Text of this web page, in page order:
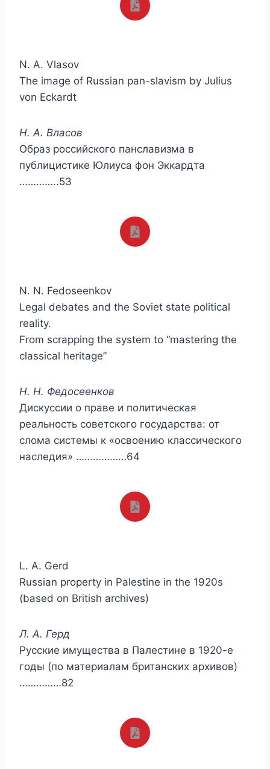
N. A. Vlasov
The image of Russian pan-slavism by Julius
von Eckardt
Н. А. Власов
Образ российского панславизма в
публицистике Юлиуса фон Эккардта
…………..53
N. N. Fedoseenkov
Legal debates and the Soviet state political
reality.
From scrapping the system to “mastering the
classical heritage”
Н. Н. Федосеенков
Дискуссии о праве и политическая
реальность советского государства: от
слома системы к «освоению классического
наследия» ………………64
L. A. Gerd
Russian property in Palestine in the 1920s
(based on British archives)
Л. А. Герд
Русские имущества в Палестине в 1920-е
годы (по материалам британских архивов)
……………82